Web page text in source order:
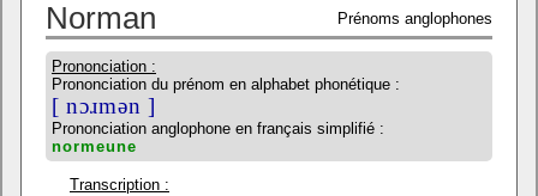
Norman Prénoms anglophones
Prononciation :
Prononciation du prénom en alphabet phonétique :
[ nɔɹmən ]
Prononciation anglophone en français simplifié :
normeune
Transcription :